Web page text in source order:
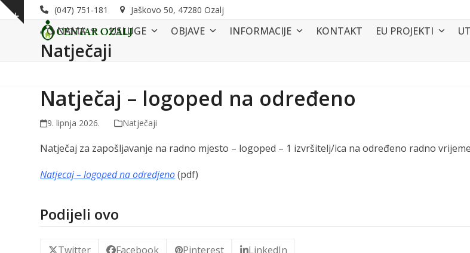
Skip
Show
(047) 751-181 Jaškovo 50, 47280 Ozalj
O NAMA
USLUGE OBJAVE INFORMACIJE KONTAKT EU PROJEKTI
Natječaji
Natječaj – logoped na određeno
9. lipnja 2026. Natječaji
Natječaj za zapošljavanje na radno mjesto – logoped – 1 izvršitelj/ica na određeno radno
Natjecaj – logoped na odredjeno(pdf)
Podijeli ovo
Twitter Facebook Pinterest LinkedIn